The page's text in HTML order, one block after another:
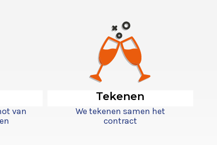
van
Tekenen
We tekenen samen het
contract